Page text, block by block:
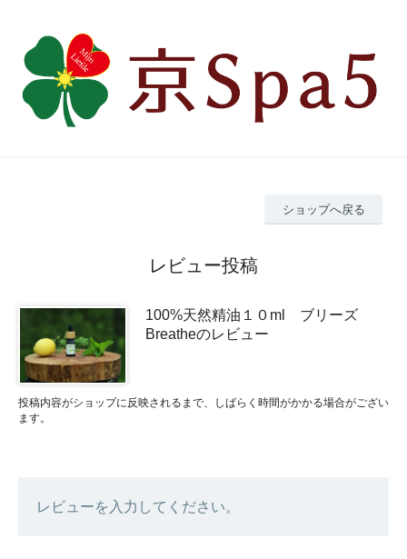
ショップへ戻る
レビュー投稿
100%天然精油１０ml ブリーズ
Breatheのレビュー
投稿内容がショップに反映されるまで、しばらく時間がかかる場合がござい
ます。
レビューを入力してください。